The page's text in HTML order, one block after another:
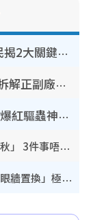
裝修拆鐵閘隨時變賊人目標？網民揭2大關鍵用途：裝新式等於白裝？附新舊鐵閘分別
網傳公院改用內地/副廠藥？醫生拆解正副廠分別 揭4類人換藥隨時出事
怕蟲人士夏日救星！日本3COINS爆紅驅蟲神器$45起 1招「全程免觸碰」輕鬆搞定小強
立秋2026｜8月7日立秋進入「多事之秋」 3件事唔做得！專家教6招開運 清枱頭／銀包納氣接好運
颱風白海豚料周日襲浙江！經歷5次「眼牆置換」極罕見 成登陸內地最長途颱風